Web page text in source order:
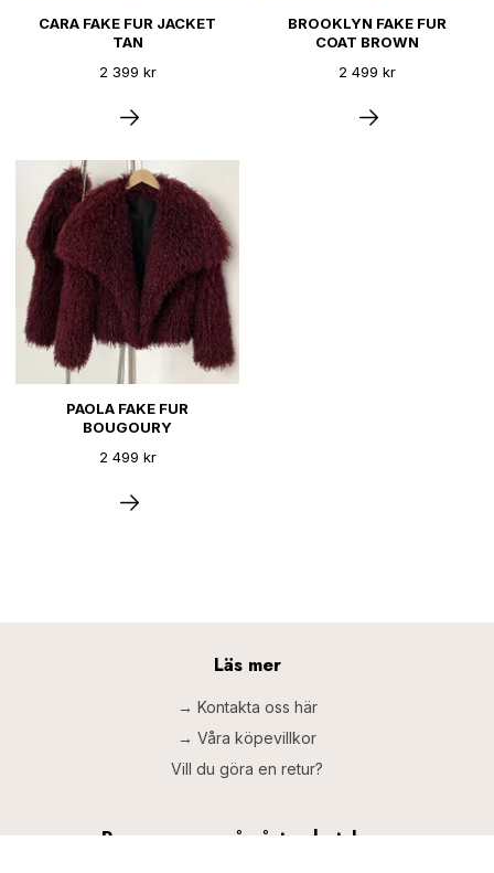
CARA FAKE FUR JACKET
TAN
2 399 kr
BROOKLYN FAKE FUR
COAT BROWN
2 499 kr
PAOLA FAKE FUR
BOUGOURY
2 499 kr
Läs mer
→ Kontakta oss här
→ Våra köpevillkor
Vill du göra en retur?
Prenumerera på vårt nyhetsbrev